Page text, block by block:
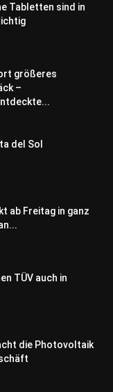
Tabletten sind in
größeres
–
del Sol
ab Freitag in ganz
TÜV auch in
die Photovoltaik